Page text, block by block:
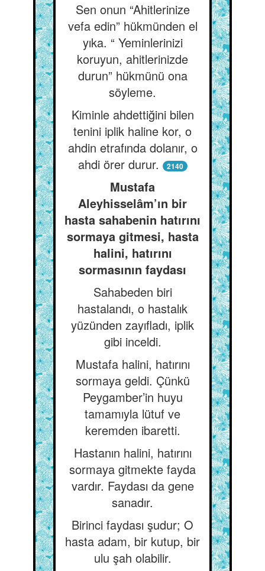
Sen onun “Ahitlerinize
vefa edin” hükmünden el
yıka. “ Yeminlerinizi
koruyun, ahitlerinizde
durun” hükmünü ona
söyleme.
Kiminle ahdettiğini bilen
tenini iplik haline kor, o
ahdin etrafında dolanır, o
ahdi örer durur.
2140
Mustafa
Aleyhisselâm’ın bir
hasta sahabenin hatırını
sormaya gitmesi, hasta
halini, hatırını
sormasının faydası
Sahabeden biri
hastalandı, o hastalık
yüzünden zayıfladı, iplik
gibi inceldi.
Mustafa halini, hatırını
sormaya geldi. Çünkü
Peygamber’in huyu
tamamıyla lütuf ve
keremden ibaretti.
Hastanın halini, hatırını
sormaya gitmekte fayda
vardır. Faydası da gene
sanadır.
Birinci faydası şudur; O
hasta adam, bir kutup, bir
ulu şah olabilir.